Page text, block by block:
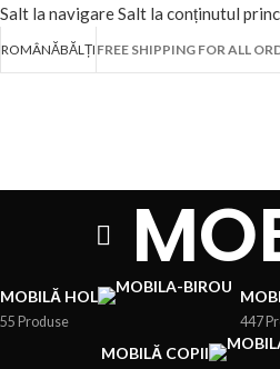
Salt la navigareSalt la conținutul
ROMÂNĂBĂLȚI FREE SHIPPING FOR ALL
MOBILĂ HOL
55 Produse 447
MOBILĂ COPII